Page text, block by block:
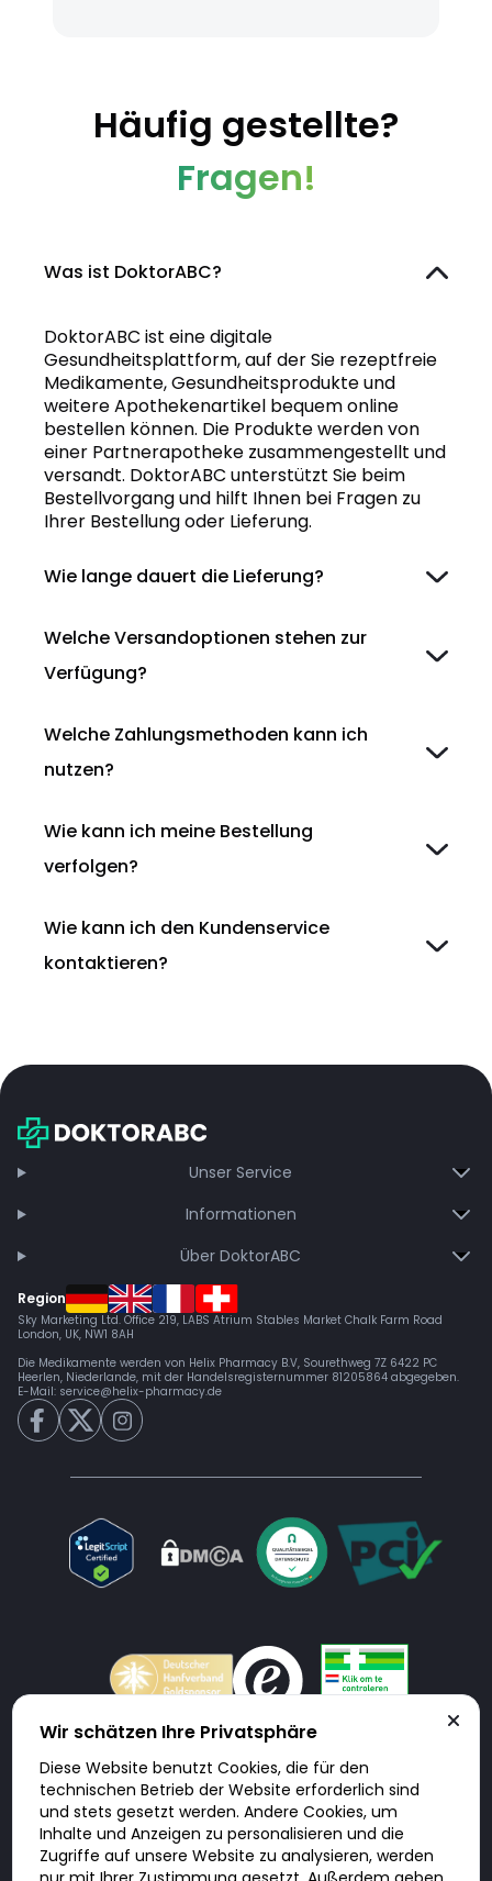
Häufig gestellte?
Fragen!
Was ist DoktorABC?
DoktorABC ist eine digitale
Gesundheitsplattform, auf der Sie rezeptfreie
Medikamente, Gesundheitsprodukte und
weitere Apothekenartikel bequem online
bestellen können. Die Produkte werden von
einer Partnerapotheke zusammengestellt und
versandt. DoktorABC unterstützt Sie beim
Bestellvorgang und hilft Ihnen bei Fragen zu
Ihrer Bestellung oder Lieferung.
Wie lange dauert die Lieferung?
Welche Versandoptionen stehen zur
Verfügung?
Welche Zahlungsmethoden kann ich
nutzen?
Wie kann ich meine Bestellung
verfolgen?
Wie kann ich den Kundenservice
kontaktieren?
Unser Service
Informationen
Über DoktorABC
Region
Sky Marketing Ltd. Office 219, LABS Atrium Stables Market Chalk Farm Road
London, UK, NW1 8AH
Die Medikamente werden von Helix Pharmacy B.V, Sourethweg 7Z 6422 PC
Heerlen, Niederlande, mit der Handelsregisternummer 81205864 abgegeben.
E-Mail: service@helix-pharmacy.de
Doktorabc.com ist eine Vermittlungsplattform. Doktorabc ist ausdrücklich
keine Internetapotheke. Doktorabc bietet keine Medikamente oder
sonstige Produkte an oder liefert diese. Jegliche Informationen zu
Produkten, Medikamenten und Preisen auf der Internetseite beinhalten
kein Angebot von Doktorabc an Sie. Für die Einhaltung der in Ihrem Land
geltenden Gesetze und sonstigen Rechtsvorschriften sind Sie als Nutzer
selbst verantwortlich. Die Nutzung unseres Services auf Doktorabc durch
Sie erfolgt auf eigenes Risiko und in eigener Verantwortung. Sie erklären,
Wir schätzen Ihre Privatsphäre
Diese Website benutzt Cookies, die für den
technischen Betrieb der Website erforderlich sind
und stets gesetzt werden. Andere Cookies, um
Inhalte und Anzeigen zu personalisieren und die
Zugriffe auf unsere Website zu analysieren, werden